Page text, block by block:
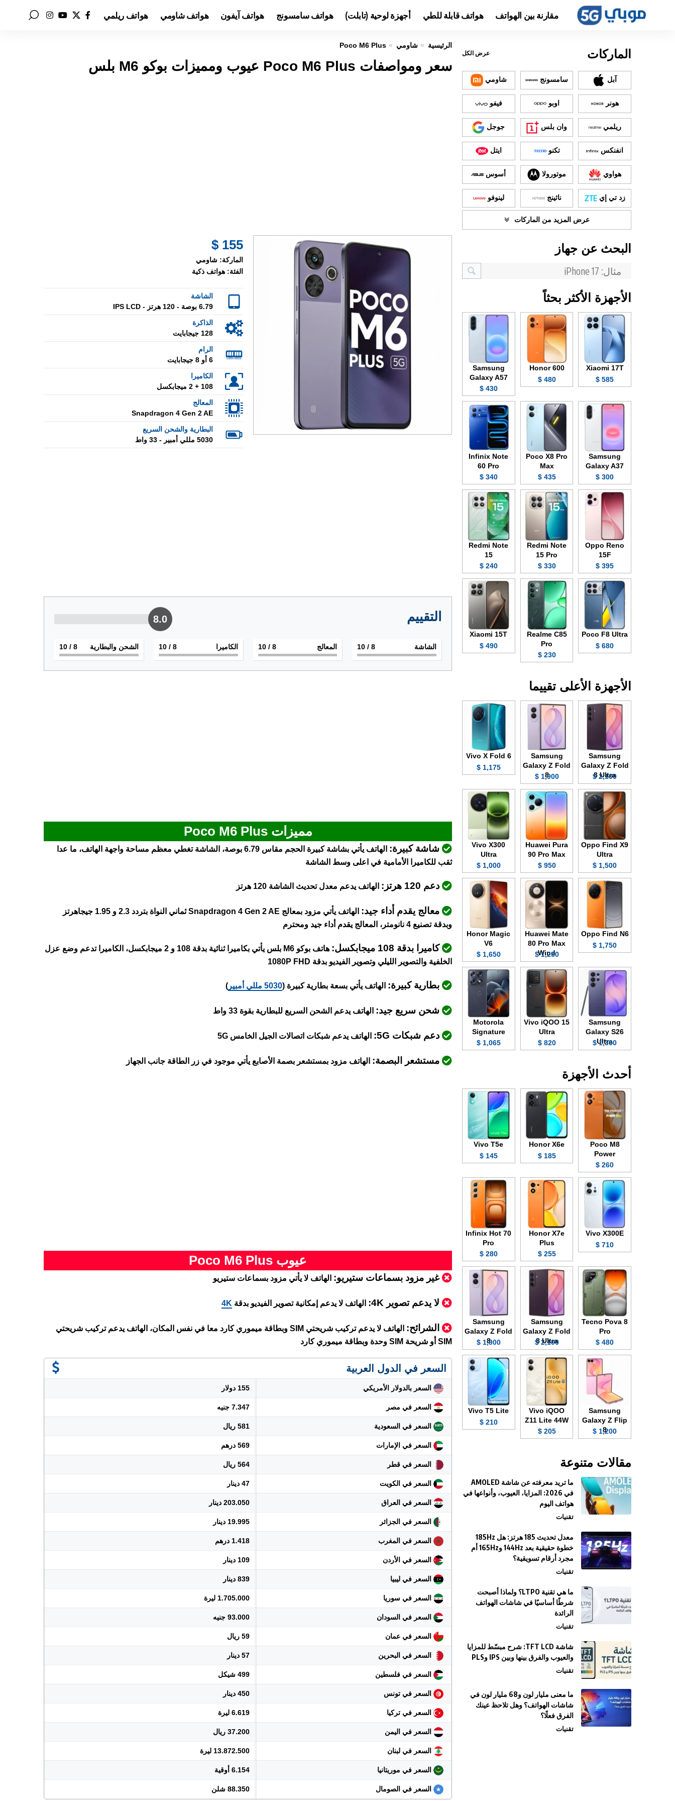
مقارنة بين الهواتف هواتف قابلة للطي أجهزة لوحية (تابلت) هواتف سامسونج هواتف آيفون هواتف شاومي هواتف ريلمي
الرئيسية شاومي Poco M6 Plus
سعر ومواصفات Poco M6 Plus عيوب ومميزات بوكو M6 بلس
155 $
الماركة: شاومي
الفئة: هواتف ذكية
الشاشة
6.79 بوصة - 120 هرتز - IPS LCD
الذاكرة
128 جيجابايت
الرام
6 أو 8 جيجابايت
الكاميرا
108 + 2 ميجابكسل
المعالج
Snapdragon 4 Gen 2 AE
البطارية والشحن السريع
5030 مللي أمبير - 33 واط
التقييم 8.0
الشاشة 8
/ 10 المعالج 8
/ 10 الكاميرا 8
/ 10 الشحن والبطارية 8
/ 10
مميزات Poco M6 Plus
شاشة كبيرة:
الهاتف يأتي بشاشة كبيرة الحجم مقاس 6.79 بوصة، الشاشة تغطي معظم مساحة واجهة الهاتف، ما عدا
ثقب للكاميرا الأمامية في اعلى وسط الشاشة
دعم 120 هرتز: الهاتف يدعم معدل تحديث الشاشة 120 هرتز
معالج يقدم أداء جيد:
الهاتف يأتي مزود بمعالج Snapdragon 4 Gen 2 AE ثماني النواة بتردد 2.3 و 1.95 جيجاهرتز
وبدقة تصنيع 4 نانومتر، المعالج يقدم أداء جيد ومحترم
كاميرا بدقة 108 ميجابكسل:
هاتف بوكو M6 بلس يأتي بكاميرا ثنائية بدقة 108 و 2 ميجابكسل، الكاميرا تدعم وضع عزل
الخلفية والتصوير الليلي وتصوير الفيديو بدقة 1080P FHD
بطارية كبيرة: الهاتف يأتي بسعة بطارية كبيرة (5030 مللي أمبير )
شحن سريع جيد: الهاتف يدعم الشحن السريع للبطارية بقوة 33 واط
دعم شبكات 5G: الهاتف يدعم شبكات اتصالات الجيل الخامس 5G
مستشعر البصمة: الهاتف مزود بمستشعر بصمة الأصابع يأتي موجود في زر الطاقة جانب الجهاز
عيوب Poco M6 Plus
غير مزود بسماعات ستيريو: الهاتف لا يأتي مزود بسماعات ستيريو
لا يدعم تصوير 4K: الهاتف لا يدعم إمكانية تصوير الفيديو بدقة 4K
الشرائح:
الهاتف لا يدعم تركيب شريحتي SIM وبطاقة ميموري كارد معا في نفس المكان، الهاتف يدعم تركيب شريحتي
SIM أو شريحة SIM وحدة وبطاقة ميموري كارد
السعر في الدول العربية
السعر بالدولار الأمريكي 155 دولار
السعر في مصر 7.347 جنيه
السعر في السعودية 581 ريال
السعر في الإمارات 569 درهم
السعر في قطر 564 ريال
السعر في الكويت 47 دينار
السعر في العراق 203.050 دينار
السعر في الجزائر 19.995 دينار
السعر في المغرب 1.418 درهم
السعر في الأردن 109 دينار
السعر في ليبيا 839 دينار
السعر في سوريا 1.705.000 ليرة
السعر في السودان 93.000 جنيه
السعر في عمان 59 ريال
السعر في البحرين 57 دينار
السعر في فلسطين 499 شيكل
السعر في تونس 450 دينار
السعر في تركيا 6.619 ليرة
السعر في اليمن 37.200 ريال
السعر في لبنان 13.872.500 ليرة
السعر في موريتانيا 6.154 أوقية
السعر في الصومال 88.350 شلن
الماركات عرض الكل
آبل سامسونج شاومي
هونر اوبو فيفو
ريلمي وان بلس جوجل
انفنكس تكنو ايتل
هواوي موتورولا أسوس
زد تي إي ناثينج لينوفو
عرض المزيد من الماركات
البحث عن جهاز
الأجهزة الأكثر بحثاً
Xiaomi 17T
585 $
Honor 600
480 $
Samsung
Galaxy A57
430 $
Samsung
Galaxy A37
300 $
Poco X8 Pro
Max
435 $
Infinix Note
60 Pro
340 $
Oppo Reno
15F
395 $
Redmi Note
15 Pro
330 $
Redmi Note
15
240 $
Poco F8 Ultra
680 $
Realme C85
Pro
230 $
Xiaomi 15T
490 $
الأجهزة الأعلى تقييما
Samsung
Galaxy Z Fold
8 Ultra
2,100 $
Samsung
Galaxy Z Fold
8
1,900 $
Vivo X Fold 6
1,175 $
Oppo Find X9
Ultra
1,500 $
Huawei Pura
90 Pro Max
950 $
Vivo X300
Ultra
1,000 $
Oppo Find N6
1,750 $
Huawei Mate
80 Pro Max
Wind
1,250 $
Honor Magic
V6
1,650 $
Samsung
Galaxy S26
Ultra
1,300 $
Vivo iQOO 15
Ultra
820 $
Motorola
Signature
1,065 $
أحدث الأجهزة
Poco M8
Power
260 $
Honor X6e
185 $
Vivo T5e
145 $
Vivo X300E
710 $
Honor X7e
Plus
255 $
Infinix Hot 70
Pro
280 $
Tecno Pova 8
Pro
480 $
Samsung
Galaxy Z Fold
8 Ultra
2,100 $
Samsung
Galaxy Z Fold
8
1,900 $
Samsung
Galaxy Z Flip
8
1,200 $
Vivo iQOO
Z11 Lite 44W
205 $
Vivo T5 Lite
210 $
مقالات متنوعة
ما تريد معرفته عن شاشة AMOLED
في 2026: المزايا، العيوب، وأنواعها في
هواتف اليوم
تقنيات
معدل تحديث 185 هرتز: هل 185Hz
خطوة حقيقية بعد 144Hz و165Hz أم
مجرد أرقام تسويقية؟
تقنيات
ما هي تقنية LTPO؟ ولماذا أصبحت
شرطًا أساسيًا في شاشات الهواتف
الرائدة
تقنيات
شاشة TFT LCD: شرح مبسّط للمزايا
والعيوب والفرق بينها وبين IPS وPLS
تقنيات
ما معنى مليار لون و68 مليار لون في
شاشات الهواتف؟ وهل تلاحظ عينك
الفرق فعلًا؟
تقنيات